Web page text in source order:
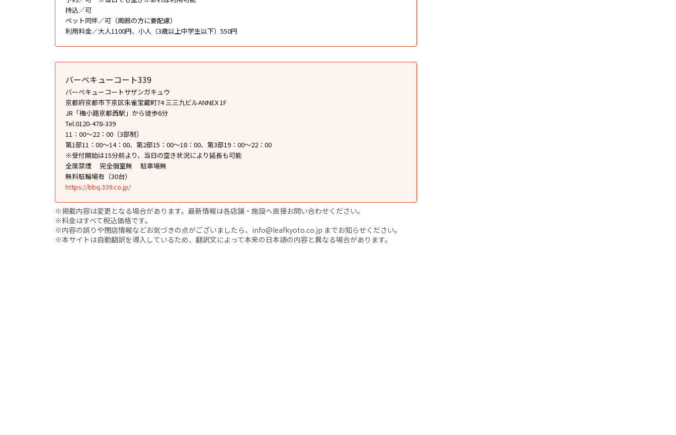
持込／可
ペット同伴／可（周囲の方に要配慮）
利用料金／大人1100円、小人（3歳以上中学生以下）550円
バーベキューコート339
バーベキューコートサザンガキュウ
京都府京都市下京区朱雀宝蔵町74 三三九ビルANNEX 1F
JR「梅小路京都西駅」から徒歩6分
Tel.0120-478-339
11：00～22：00（3部制）
第1部11：00〜14：00、第2部15：00〜18：00、第3部19：00〜22：00
※受付開始は15分前より、当日の空き状況により延長も可能
全席禁煙
完全個室無
駐車場無
無料駐輪場有（30台）
https://bbq.339.co.jp/
※掲載内容は変更となる場合があります。最新情報は各店舗・施設へ直接お問い合わせください。
※料金はすべて税込価格です。
※内容の誤りや閉店情報などお気づきの点がございましたら、info@leafkyoto.co.jp までお知らせください。
※本サイトは自動翻訳を導入しているため、翻訳文によって本来の日本語の内容と異なる場合があります。